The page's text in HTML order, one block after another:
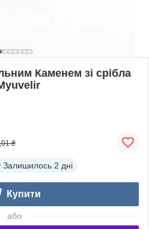
Каменем зі срібла
₴
Залишилось 2 дні
Купити
або